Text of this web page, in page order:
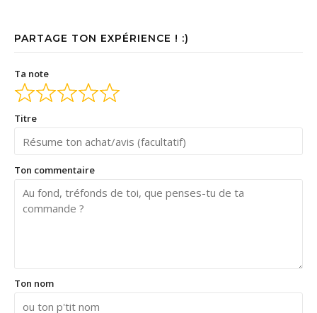
PARTAGE TON EXPÉRIENCE ! :)
Ta note
Titre
Ton commentaire
Ton nom